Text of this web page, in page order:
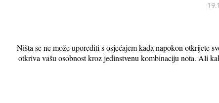
Ništa se ne može uporediti s osjećajem kada napokon otkrijete
otkriva vašu osobnost kroz jedinstvenu kombinaciju nota. Ali